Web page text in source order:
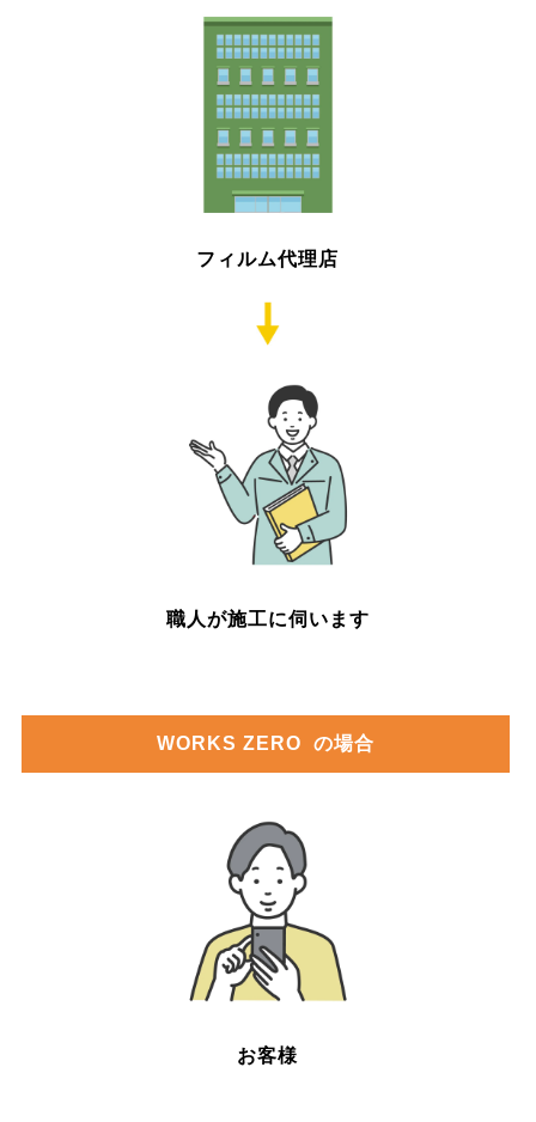
フィルム代理店
職人が施工に伺います
WORKS ZERO の場合
お客様